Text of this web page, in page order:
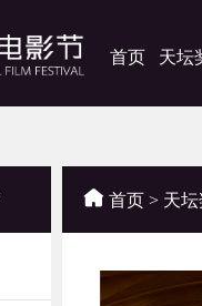
首页 天坛
首页 > 天